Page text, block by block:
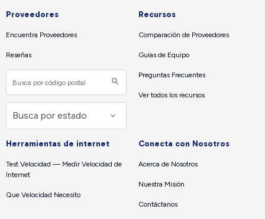
Proveedores
Encuentra Proveedores
Reseñas
Recursos
Comparación de Proveedores
Guías de Equipo
Preguntas Frecuentes
Ver todos los recursos
Herramientas de internet
Test Velocidad — Medir Velocidad de
Internet
Que Velocidad Necesito
Conecta con Nosotros
Acerca de Nosotros
Nuestra Misión
Contáctanos